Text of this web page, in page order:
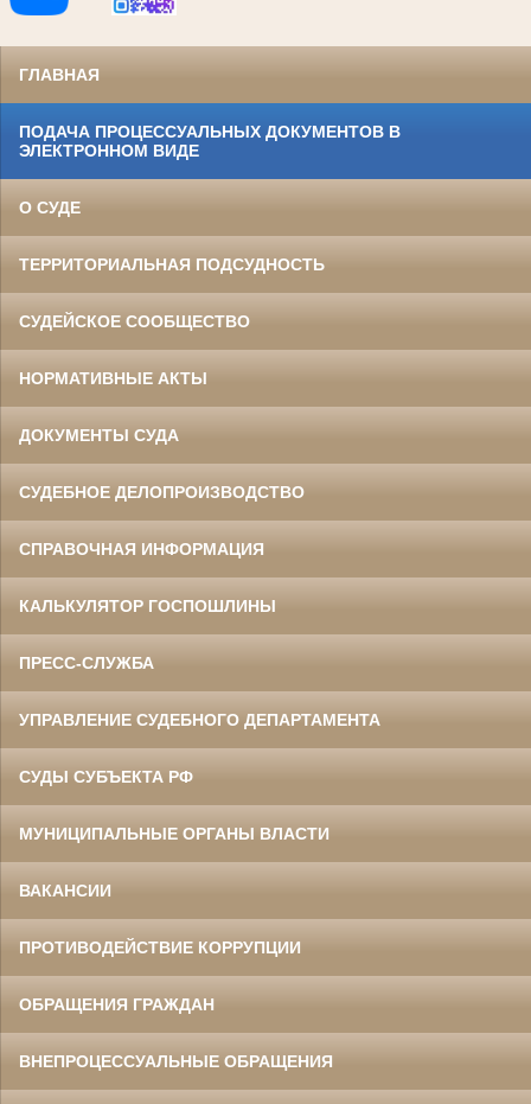
ГЛАВНАЯ
ПОДАЧА ПРОЦЕССУАЛЬНЫХ ДОКУМЕНТОВ В
ЭЛЕКТРОННОМ ВИДЕ
О СУДЕ
ТЕРРИТОРИАЛЬНАЯ ПОДСУДНОСТЬ
СУДЕЙСКОЕ СООБЩЕСТВО
НОРМАТИВНЫЕ АКТЫ
ДОКУМЕНТЫ СУДА
СУДЕБНОЕ ДЕЛОПРОИЗВОДСТВО
СПРАВОЧНАЯ ИНФОРМАЦИЯ
КАЛЬКУЛЯТОР ГОСПОШЛИНЫ
ПРЕСС-СЛУЖБА
УПРАВЛЕНИЕ СУДЕБНОГО ДЕПАРТАМЕНТА
СУДЫ СУБЪЕКТА РФ
МУНИЦИПАЛЬНЫЕ ОРГАНЫ ВЛАСТИ
ВАКАНСИИ
ПРОТИВОДЕЙСТВИЕ КОРРУПЦИИ
ОБРАЩЕНИЯ ГРАЖДАН
ВНЕПРОЦЕССУАЛЬНЫЕ ОБРАЩЕНИЯ